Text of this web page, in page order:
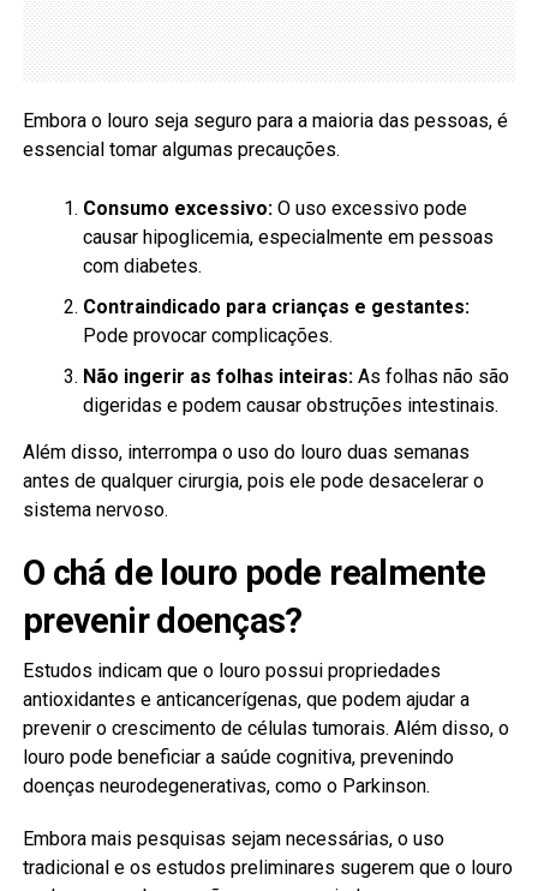
Embora o louro seja seguro para a maioria das pessoas, é
essencial tomar algumas precauções.
Consumo excessivo:O uso excessivo pode
causar hipoglicemia, especialmente em pessoas
com diabetes.
Contraindicado para crianças e gestantes:
Pode provocar complicações.
Não ingerir as folhas inteiras:As folhas não são
digeridas e podem causar obstruções intestinais.
Além disso, interrompa o uso do louro duas semanas
antes de qualquer cirurgia, pois ele pode desacelerar o
sistema nervoso.
O chá de louro pode realmente
prevenir doenças?
Estudos indicam que o louro possui propriedades
antioxidantes e anticancerígenas, que podem ajudar a
prevenir o crescimento de células tumorais. Além disso, o
louro pode beneficiar a saúde cognitiva, prevenindo
doenças neurodegenerativas, como o Parkinson.
Embora mais pesquisas sejam necessárias, o uso
tradicional e os estudos preliminares sugerem que o louro